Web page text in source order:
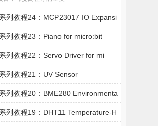
列教程24：MCP23017 IO Expansi
列教程23：Piano for micro:bit
列教程22：Servo Driver for mi
列教程21：UV Sensor
列教程20：BME280 Environmenta
列教程19：DHT11 Temperature-H